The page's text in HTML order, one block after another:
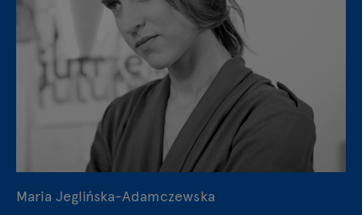
Maria Jeglińska-Adamczewska